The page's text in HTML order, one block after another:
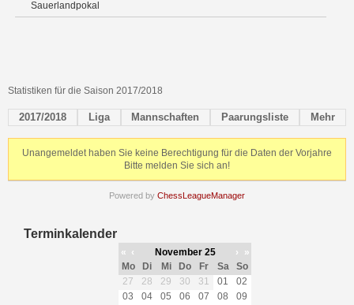
Sauerlandpokal
Statistiken für die Saison 2017/2018
2017/2018 Liga Mannschaften Paarungsliste Mehr
Unangemeldet haben Sie keine Berechtigung für die Daten der Vorjahre
Bitte melden Sie sich an!
Powered by ChessLeagueManager
Terminkalender
« ‹ November 25 ›
»
Mo
Di Mi Do Fr Sa
So
27
28 29 30 31 01
02
03
04 05 06 07 08
09